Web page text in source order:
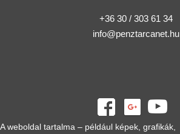
+36 30 / 303 61 34
info@penztarcanet.hu
A weboldal tartalma – például képek, grafikák,